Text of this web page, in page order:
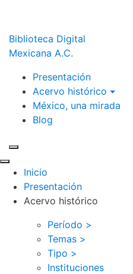
Biblioteca Digital
Mexicana A.C.
Presentación
Acervo histórico
México, una mirada
Blog
Inicio
Presentación
Acervo histórico
Período >
Temas >
Tipo >
Instituciones